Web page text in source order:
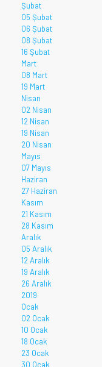
Şubat
05 Şubat
06 Şubat
08 Şubat
16 Şubat
Mart
08 Mart
19 Mart
Nisan
02 Nisan
12 Nisan
19 Nisan
20 Nisan
Mayıs
07 Mayıs
Haziran
27 Haziran
Kasım
21 Kasım
28 Kasım
Aralık
05 Aralık
12 Aralık
19 Aralık
26 Aralık
2019
Ocak
02 Ocak
10 Ocak
18 Ocak
23 Ocak
30 Ocak